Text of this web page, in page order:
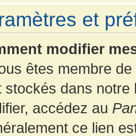
et
modifier
êtes membre
stockés dans
accédez au
ce lien